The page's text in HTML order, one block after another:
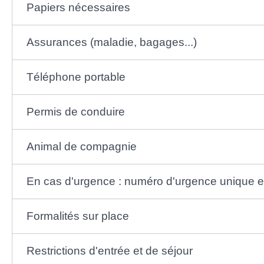
Papiers nécessaires
Assurances (maladie, bagages...)
Téléphone portable
Permis de conduire
Animal de compagnie
En cas d'urgence : numéro d'urgence unique
Formalités sur place
Restrictions d'entrée et de séjour